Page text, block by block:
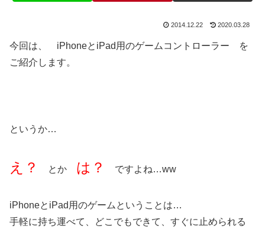
2014.12.22 2020.03.28
今回は、 iPhoneとiPad用のゲームコントローラー を
ご紹介します。
というか…
え？ とか は？ ですよね…ww
iPhoneとiPad用のゲームということは…
手軽に持ち運べて、どこでもできて、すぐに止められる